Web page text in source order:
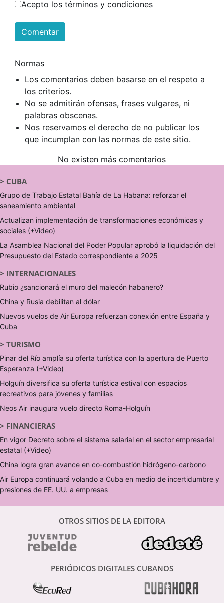
Acepto los términos y condiciones
Comentar
Normas
Los comentarios deben basarse en el respeto a
los criterios.
No se admitirán ofensas, frases vulgares, ni
palabras obscenas.
Nos reservamos el derecho de no publicar los
que incumplan con las normas de este sitio.
No existen más comentarios
> CUBA
Grupo de Trabajo Estatal Bahía de La Habana: reforzar el
saneamiento ambiental
Actualizan implementación de transformaciones económicas y
sociales (+Video)
La Asamblea Nacional del Poder Popular aprobó la liquidación del
Presupuesto del Estado correspondiente a 2025
> INTERNACIONALES
Rubio ¿sancionará el muro del malecón habanero?
China y Rusia debilitan al dólar
Nuevos vuelos de Air Europa refuerzan conexión entre España y
Cuba
> TURISMO
Pinar del Río amplía su oferta turística con la apertura de Puerto
Esperanza (+Video)
Holguín diversifica su oferta turística estival con espacios
recreativos para jóvenes y familias
Neos Air inaugura vuelo directo Roma-Holguín
> FINANCIERAS
En vigor Decreto sobre el sistema salarial en el sector empresarial
estatal (+Video)
China logra gran avance en co-combustión hidrógeno-carbono
Air Europa continuará volando a Cuba en medio de incertidumbre y
presiones de EE. UU. a empresas
OTROS SITIOS DE LA EDITORA
PERIÓDICOS DIGITALES CUBANOS